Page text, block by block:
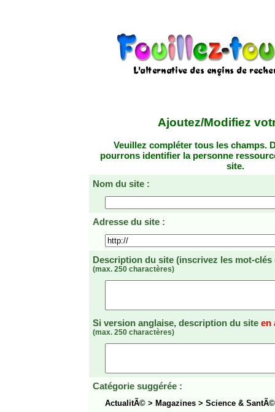
Ajoutez/Modifiez
Veuillez compléter tous les champs.
pourrons identifier la personne
site.
Nom du site :
Adresse du site :
Description du site (inscrivez les mot-
(max. 250 charactères)
Si version anglaise, description du site en
(max. 250 charactères)
Catégorie suggérée :
ActualitÃ© > Magazines > Science &